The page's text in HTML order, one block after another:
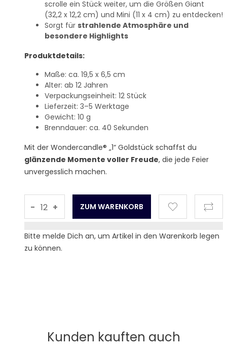
scrolle ein Stück weiter, um die Größen Giant
(32,2 x 12,2 cm) und Mini (11 x 4 cm) zu entdecken!
Sorgt für strahlende Atmosphäre und
besondere Highlights
Produktdetails:
Maße: ca. 19,5 x 6,5 cm
Alter: ab 12 Jahren
Verpackungseinheit: 12 Stück
Lieferzeit: 3–5 Werktage
Gewicht: 10 g
Brenndauer: ca. 40 Sekunden
Mit der Wondercandle® „1“ Goldstück schaffst du
glänzende Momente voller Freude, die jede Feier
unvergesslich machen.
- +
Bitte melde Dich an, um Artikel in den Warenkorb legen
zu können.
Kunden kauften auch